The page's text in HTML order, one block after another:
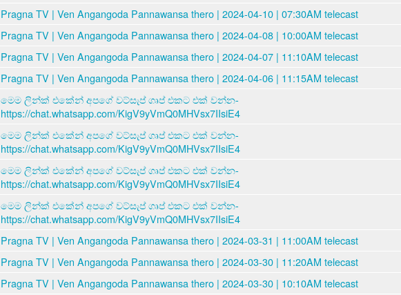
Pragna TV | Ven Angangoda Pannawansa thero | 2024-04-10 | 07:30AM telecast
Pragna TV | Ven Angangoda Pannawansa thero | 2024-04-08 | 10:00AM telecast
Pragna TV | Ven Angangoda Pannawansa thero | 2024-04-07 | 11:10AM telecast
Pragna TV | Ven Angangoda Pannawansa thero | 2024-04-06 | 11:15AM telecast
මෙම ලින්ක් එකේන් අපගේ වට්සැප් ගෘප් එකට එක් වන්න-
https://chat.whatsapp.com/KigV9yVmQ0MHVsx7IIsiE4
මෙම ලින්ක් එකේන් අපගේ වට්සැප් ගෘප් එකට එක් වන්න-
https://chat.whatsapp.com/KigV9yVmQ0MHVsx7IIsiE4
මෙම ලින්ක් එකේන් අපගේ වට්සැප් ගෘප් එකට එක් වන්න-
https://chat.whatsapp.com/KigV9yVmQ0MHVsx7IIsiE4
මෙම ලින්ක් එකේන් අපගේ වට්සැප් ගෘප් එකට එක් වන්න-
https://chat.whatsapp.com/KigV9yVmQ0MHVsx7IIsiE4
Pragna TV | Ven Angangoda Pannawansa thero | 2024-03-31 | 11:00AM telecast
Pragna TV | Ven Angangoda Pannawansa thero | 2024-03-30 | 11:20AM telecast
Pragna TV | Ven Angangoda Pannawansa thero | 2024-03-30 | 10:10AM telecast